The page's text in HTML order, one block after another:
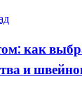
как
и